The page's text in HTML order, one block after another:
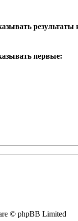
результаты
первые:
© phpBB Limited